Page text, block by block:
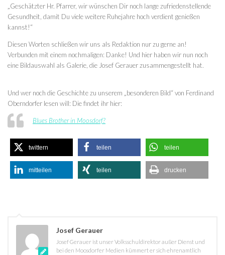
„Geschätzter Hr. Pfarrer, wir wünschen Dir noch lange zufriedenstellende
Gesundheit, damit Du viele weitere Ruhejahre hoch verdient genießen
kannst!“
Diesen Worten schließen wir uns als Redaktion nur zu gerne an!
Verbunden mit einem nochmaligen: Danke! Und hier haben wir nun noch
eine Bildauswahl als Galerie, die Josef Gerauer zusammengestellt hat.
Und wer noch die Geschichte zu unserem „besonderen Bild“ von Ferdinand
Oberndorfer lesen will: Die findet ihr hier:
Blues Brother in Moosdorf?
twittern teilen teilen
mitteilen teilen drucken
Josef Gerauer
Josef Gerauer ist unser Volksschuldirektor außer Dienst und
bei den Moosdorfer Medien kümmert er sich ehrenamtlich